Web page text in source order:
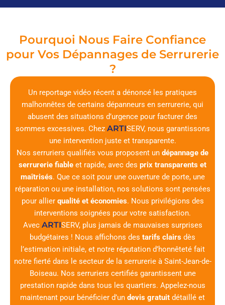
Pourquoi Nous Faire Confiance
pour Vos Dépannages de Serrurerie
?
Un reportage vidéo récent a dénoncé les pratiques
malhonnêtes de certains dépanneurs en serrurerie, qui
abusent des situations d’urgence pour facturer des
sommes excessives. Chez ARTISERV, nous garantissons
une intervention juste et transparente.
Nos serruriers qualifiés vous proposent un dépannage de
serrurerie fiable et rapide, avec des prix transparents et
maîtrisés. Que ce soit pour une ouverture de porte, une
réparation ou une installation, nos solutions sont pensées
pour allier qualité et économies. Nous privilégions des
interventions soignées pour votre satisfaction.
Avec ARTISERV, plus jamais de mauvaises surprises
budgétaires ! Nous affichons des tarifs clairs dès
l’estimation initiale, et notre réputation d’honnêteté fait
notre fierté dans le secteur de la serrurerie à Saint-Jean-de-
Boiseau. Nos serruriers certifiés garantissent une
prestation rapide dans tous les quartiers. Appelez-nous
maintenant pour bénéficier d’un devis gratuit détaillé et